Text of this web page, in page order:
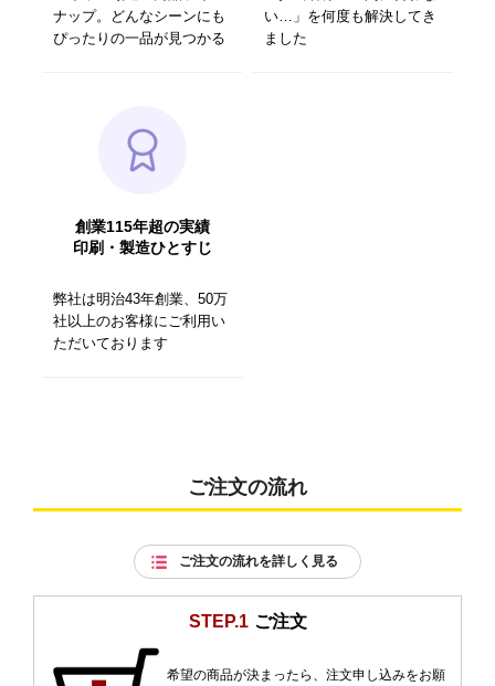
ナップ。どんなシーンにも
ぴったりの一品が見つかる
い…」を何度も解決してき
ました
創業115年超の実績
印刷・製造ひとすじ
弊社は明治43年創業、50万
社以上のお客様にご利用い
ただいております
ご注文の流れ
ご注文の流れを詳しく見る
STEP.1 ご注文
希望の商品が決まったら、注文申し込みをお願